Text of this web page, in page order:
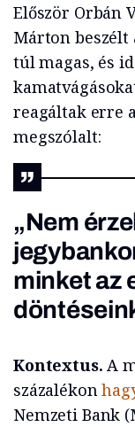
Először Orbán
Márton
túl magas, és
reagáltak erre
megszólalt:
„Nem
minket az
Kontextus.A
százalékon
Nemzeti Bank